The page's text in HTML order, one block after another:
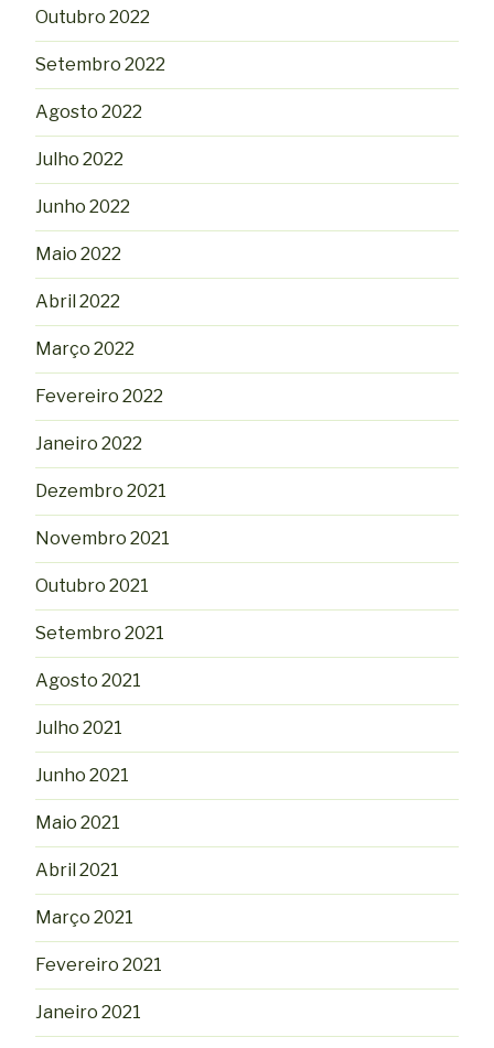
Outubro 2022
Setembro 2022
Agosto 2022
Julho 2022
Junho 2022
Maio 2022
Abril 2022
Março 2022
Fevereiro 2022
Janeiro 2022
Dezembro 2021
Novembro 2021
Outubro 2021
Setembro 2021
Agosto 2021
Julho 2021
Junho 2021
Maio 2021
Abril 2021
Março 2021
Fevereiro 2021
Janeiro 2021